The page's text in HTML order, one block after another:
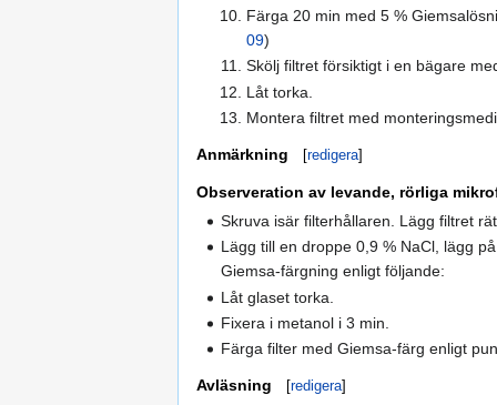
Färga 20 min med 5 %
09)
Skölj filtret försiktigt i en bägare
Låt torka.
Montera filtret med
Anmärkning [redigera]
Observeration av levande, rörliga
Skruva isär filterhållaren. Lägg filtret
Lägg till en droppe 0,9 % NaCl, lägg
Giemsa-färgning enligt följande:
Låt glaset torka.
Fixera i metanol i 3 min.
Färga filter med Giemsa-färg enligt
Avläsning [redigera]